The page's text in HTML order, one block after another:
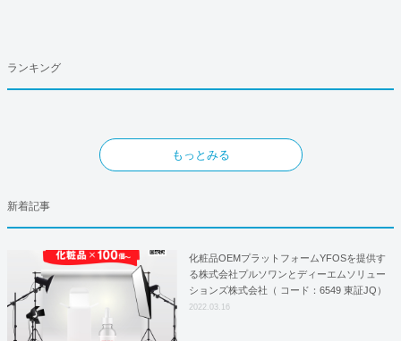
ランキング
もっとみる
新着記事
化粧品OEMプラットフォームYFOSを提供す
る株式会社プルソワンとディーエムソリュー
ションズ株式会社（ コード：6549 東証JQ）
はYFOSにおけるロジスティクスパートナー
2022.03.16